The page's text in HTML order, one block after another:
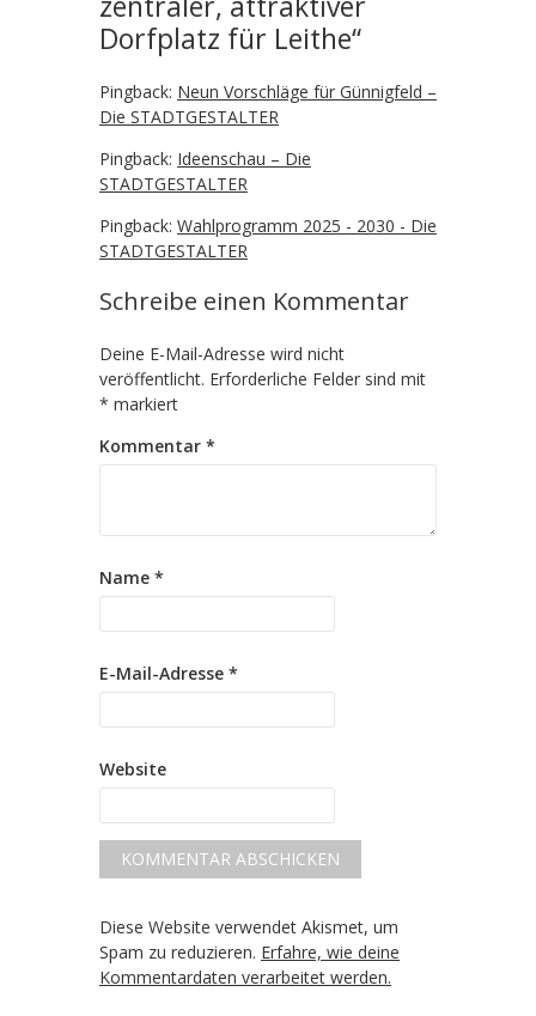
Dorfplatz für Leithe“
Pingback: Neun Vorschläge für Günnigfeld –
Die STADTGESTALTER
Pingback: Ideenschau – Die
STADTGESTALTER
Pingback: Wahlprogramm 2025 - 2030 - Die
STADTGESTALTER
Schreibe einen Kommentar
Deine E-Mail-Adresse wird nicht
veröffentlicht. Erforderliche Felder sind mit
* markiert
Kommentar *
Name *
E-Mail-Adresse *
Website
Diese Website verwendet Akismet, um
Spam zu reduzieren. Erfahre, wie deine
Kommentardaten verarbeitet werden.